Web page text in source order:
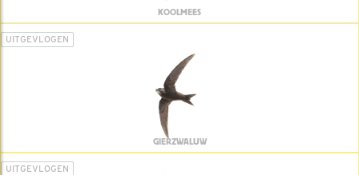
KOOLMEES
UITGEVLOGEN
GIERZWALUW
UITGEVLOGEN